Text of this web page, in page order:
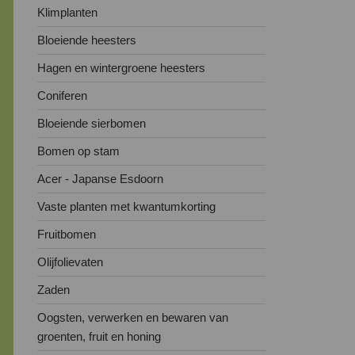
Klimplanten
Bloeiende heesters
Hagen en wintergroene heesters
Coniferen
Bloeiende sierbomen
Bomen op stam
Acer - Japanse Esdoorn
Vaste planten met kwantumkorting
Fruitbomen
Olijfolievaten
Zaden
Oogsten, verwerken en bewaren van
groenten, fruit en honing